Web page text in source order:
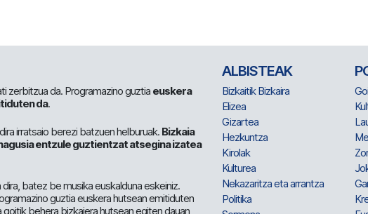
zerbitzua da. Programazino guztia euskera
da.
irratsaio berezi batzuen helburuak. Bizkaia
entzule guztientzat atsegina izatea
batez be musika euskalduna eskeiniz.
guztia euskera hutsean emitiduten
behera bizkaiera hutsean egiten dauan
ALBISTEAK
Bizkaitik Bizkaira
Elizea
Gizartea
Hezkuntza
Kirolak
Kulturea
Nekazaritza eta arrantza
Politika